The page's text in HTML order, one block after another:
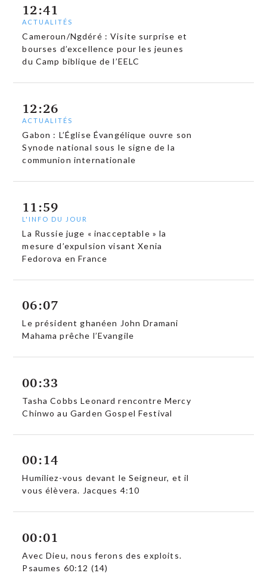
12:41
ACTUALITÉS
Cameroun/Ngdéré : Visite surprise et
bourses d’excellence pour les jeunes
du Camp biblique de l’EELC
12:26
ACTUALITÉS
Gabon : L’Église Évangélique ouvre son
Synode national sous le signe de la
communion internationale
11:59
L'INFO DU JOUR
La Russie juge « inacceptable » la
mesure d’expulsion visant Xenia
Fedorova en France
06:07
Le président ghanéen John Dramani
Mahama prêche l’Evangile
00:33
Tasha Cobbs Leonard rencontre Mercy
Chinwo au Garden Gospel Festival
00:14
Humiliez-vous devant le Seigneur, et il
vous élèvera. Jacques 4:10
00:01
Avec Dieu, nous ferons des exploits.
Psaumes 60:12 (14)